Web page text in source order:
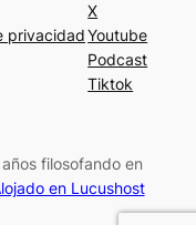
privacidad
X
Youtube
Podcast
Tiktok
filosofando en
en Lucushost